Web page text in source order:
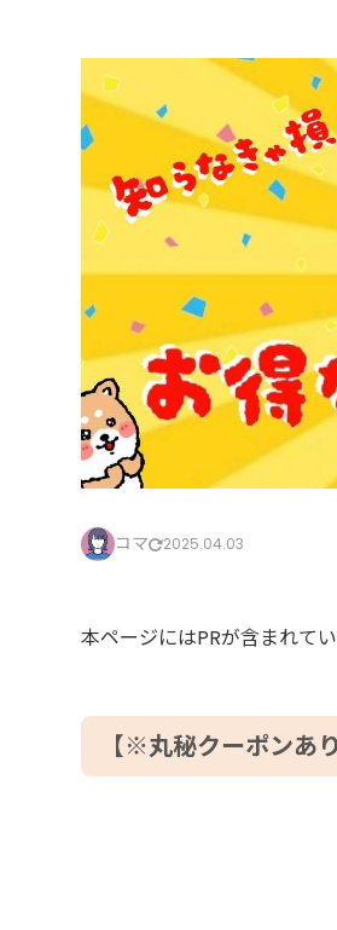
コマ 2025.04.03
本ページにはPRが含まれて
【※丸秘クーポンあ